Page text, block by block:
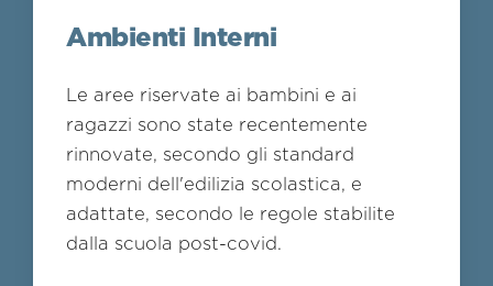
Ambienti Interni
Le aree riservate ai bambini e ai
ragazzi sono state recentemente
rinnovate, secondo gli standard
moderni dell'edilizia scolastica, e
adattate, secondo le regole stabilite
dalla scuola post-covid.